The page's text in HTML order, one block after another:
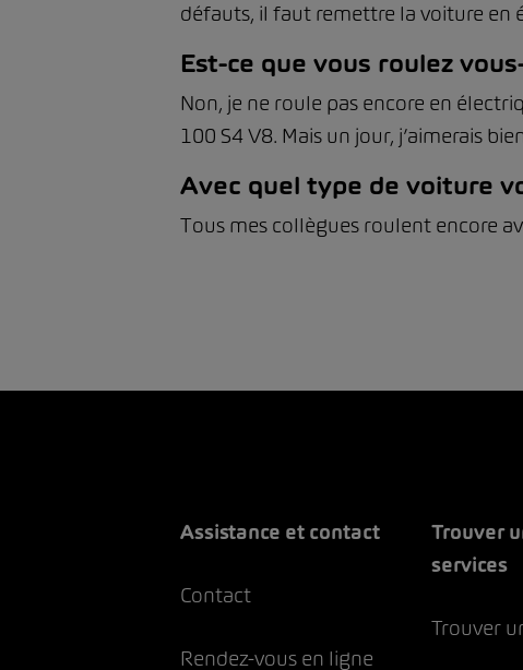
défauts, il faut remettre la voiture en
Est-ce que vous roulez
Non, je ne roule pas encore en
100 S4 V8. Mais un jour, j’aimerais
Avec quel type de voiture
Tous mes collègues roulent encore
Assistance et contact
Contact
Rendez-vous en ligne
Trouver
services
Trouver